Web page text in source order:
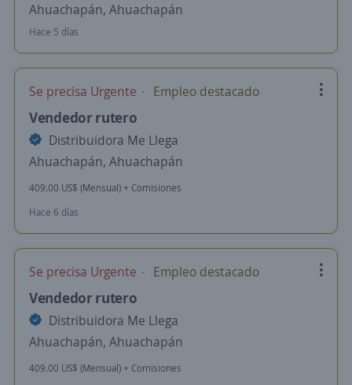
Ahuachapán, Ahuachapán
Hace 5 días
Se precisa Urgente Empleo destacado
Vendedor rutero
Distribuidora Me Llega
Ahuachapán, Ahuachapán
409.00 US$ (Mensual) + Comisiones
Hace 6 días
Se precisa Urgente Empleo destacado
Vendedor rutero
Distribuidora Me Llega
Ahuachapán, Ahuachapán
409.00 US$ (Mensual) + Comisiones